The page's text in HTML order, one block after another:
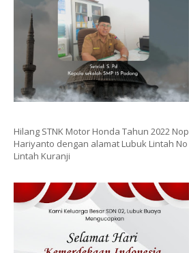
Hilang STNK Motor Honda Tahun 2022
Hariyanto dengan alamat Lubuk Lintah No
Lintah Kuranji